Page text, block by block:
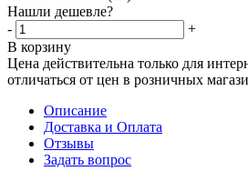
Нашли дешевле?
-
+
В корзину
Цена действительна только для
отличаться от цен в розничных
Описание
Доставка и Оплата
Отзывы
Задать вопрос